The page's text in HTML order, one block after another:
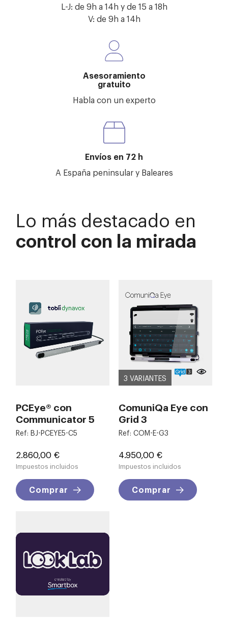
L-J: de 9h a 14h y de 15 a 18h
V: de 9h a 14h
Asesoramiento
gratuito
Habla con un experto
Envíos en 72 h
A España peninsular y Baleares
Lo más destacado en
control con la mirada
PCEye® con
Communicator 5
Ref: BJ-PCEYE5-C5
Precio
2.860,00 €
Impuestos incluidos
Comprar
3 VARIANTES
ComuniQa Eye con
Grid 3
Ref: COM-E-G3
Precio
4.950,00 €
Impuestos incluidos
Comprar